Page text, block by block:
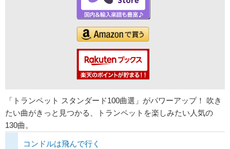
「トランペット スタンダード100曲選」がパワーアップ！ 吹き
たい曲がきっと見つかる、トランペットを楽しみたい人気の
130曲。
コンドルは飛んで行く